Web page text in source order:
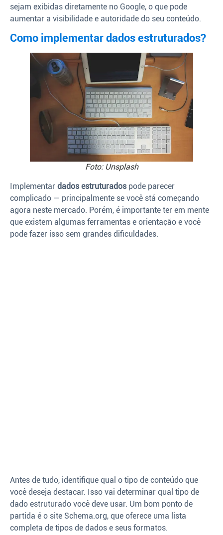
sejam exibidas diretamente no Google, o que pode
aumentar a visibilidade e autoridade do seu conteúdo.
Como implementar dados estruturados?
Foto: Unsplash
Implementar dados estruturadospode parecer
complicado — principalmente se você stá começando
agora neste mercado. Porém, é importante ter em mente
que existem algumas ferramentas e orientação e você
pode fazer isso sem grandes dificuldades.
Antes de tudo, identifique qual o tipo de conteúdo que
você deseja destacar. Isso vai determinar qual tipo de
dado estruturado você deve usar. Um bom ponto de
partida é o site Schema.org, que oferece uma lista
completa de tipos de dados e seus formatos.